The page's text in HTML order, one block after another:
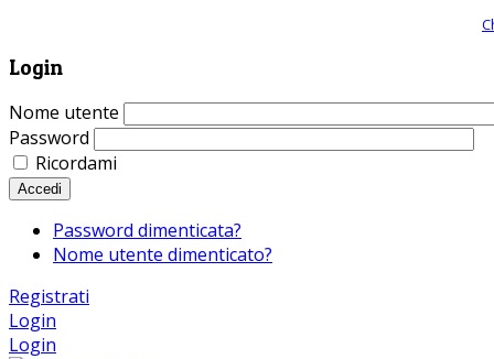
Login
Nome utente
Password
Ricordami
Accedi
Password dimenticata?
Nome utente dimenticato?
Registrati
Login
Login